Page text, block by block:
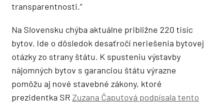
transparentnosti.“
Na Slovensku chýba aktuálne približne 220 tisíc
bytov. Ide o dôsledok desaťročí neriešenia bytovej
otázky zo strany štátu. K spusteniu výstavby
nájomných bytov s garanciou štátu výrazne
pomôžu aj nové stavebné zákony, ktoré
prezidentka SR Zuzana Čaputová podpísala tento